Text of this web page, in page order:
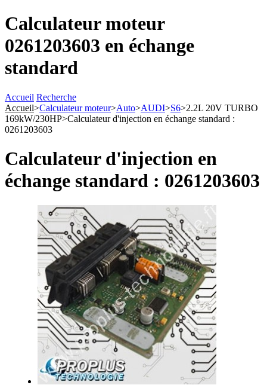
Calculateur moteur
0261203603 en échange
standard
Accueil Recherche
Accueil>Calculateur moteur>Auto>AUDI>S6>2.2L 20V TURBO
169kW/230HP>Calculateur d'injection en échange standard :
0261203603
Calculateur d'injection en
échange standard : 0261203603